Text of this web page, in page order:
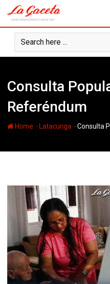
content
Consulta
Referéndum
Home - Latacunga -Consulta